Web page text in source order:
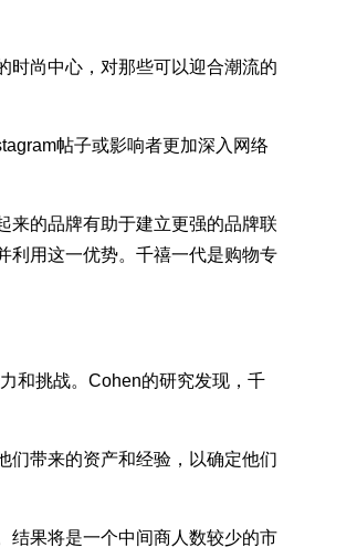
尚中心，对那些可以迎合潮流的
帖子或影响者更加深入网络
的品牌有助于建立更强的品牌联
利用这一优势。千禧一代是购物专
和挑战。Cohen的研究发现，千
带来的资产和经验，以确定他们
果将是一个中间商人数较少的市